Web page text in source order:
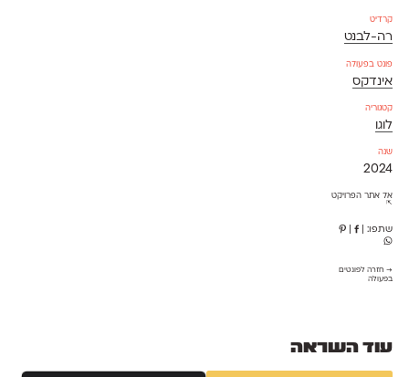
קרדיט
רה-לבנט
פונט בפעולה
אינדקס
קטגוריה
לוגו
שנה
2024
אל אתר הפרויקט
⇱
שתפו: |
→ חזרה לפונטים
בפעולה
עוד השראה